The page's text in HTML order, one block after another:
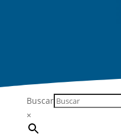
Buscar
×